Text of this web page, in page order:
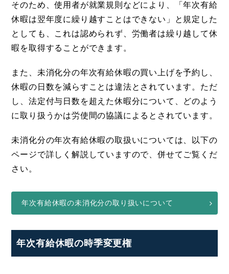
そのため、使用者が就業規則などにより、「年次有給
休暇は翌年度に繰り越すことはできない」と規定した
としても、これは認められず、労働者は繰り越して休
暇を取得することができます。
また、未消化分の年次有給休暇の買い上げを予約し、
休暇の日数を減らすことは違法とされています。ただ
し、法定付与日数を超えた休暇分について、どのよう
に取り扱うかは労使間の協議によるとされています。
未消化分の年次有給休暇の取扱いについては、以下の
ページで詳しく解説していますので、併せてご覧くだ
さい。
年次有給休暇の未消化分の取り扱いについて
年次有給休暇の時季変更権